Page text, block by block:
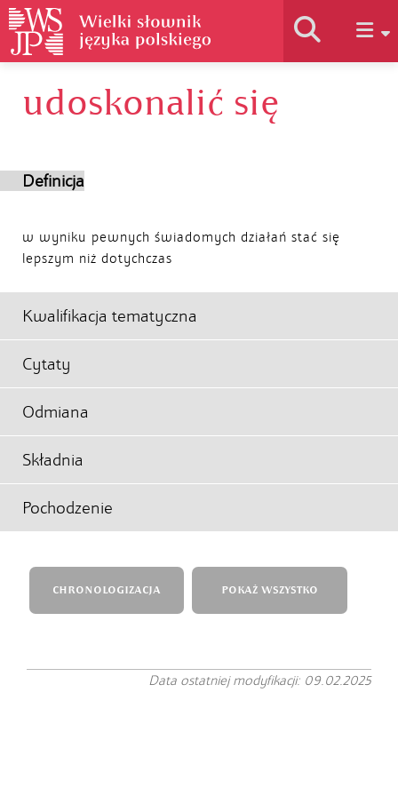
Historia słownika
udoskonalić się
Definicja
w wyniku pewnych świadomych działań stać się
lepszym niż dotychczas
Kwalifikacja tematyczna
Cytaty
Odmiana
Składnia
Pochodzenie
CHRONOLOGIZACJA POKAŻ WSZYSTKO
Data ostatniej modyfikacji: 09.02.2025